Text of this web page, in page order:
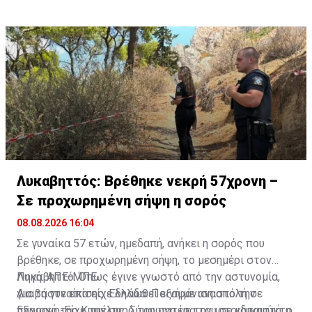
Λυκαβηττός: Βρέθηκε νεκρή 57χρονη –
Σε προχωρημένη σήψη η σορός
08.08.2026 16:04
Σε γυναίκα 57 ετών, ημεδαπή, ανήκει η σορός που
βρέθηκε, σε προχωρημένη σήψη, το μεσημέρι στον
Λυκαβηττό. Όπως έγινε γνωστό από την αστυνομία,
για τη γυναίκα είχε δηλωθεί εξαφάνιση από την
Πηγή: ΑΠΕ-ΜΠΕ
Διαβάστε επίσης:Ελλάδα: Ποινή με αναστολή σε